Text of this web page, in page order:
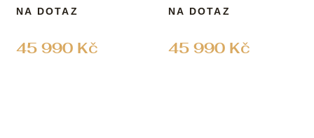
45 990 Kč
NA DOTAZ
45 990 Kč
NA DOTAZ